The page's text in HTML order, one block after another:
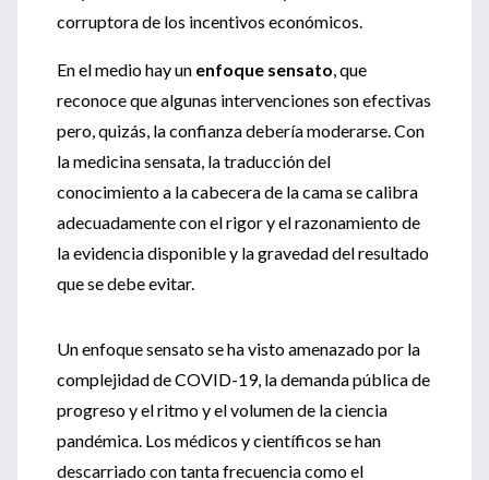
corruptora de los incentivos económicos.
En el medio hay un enfoque sensato, que
reconoce que algunas intervenciones son efectivas
pero, quizás, la confianza debería moderarse. Con
la medicina sensata, la traducción del
conocimiento a la cabecera de la cama se calibra
adecuadamente con el rigor y el razonamiento de
la evidencia disponible y la gravedad del resultado
que se debe evitar.
Un enfoque sensato se ha visto amenazado por la
complejidad de COVID-19, la demanda pública de
progreso y el ritmo y el volumen de la ciencia
pandémica. Los médicos y científicos se han
descarriado con tanta frecuencia como el